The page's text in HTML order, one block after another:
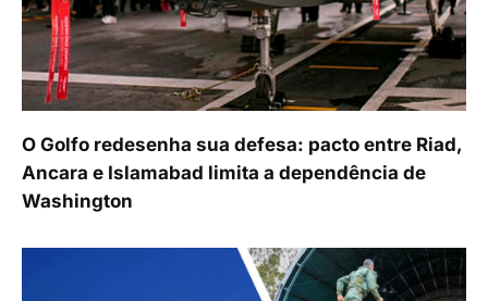
O Golfo redesenha sua defesa: pacto entre Riad,
Ancara e Islamabad limita a dependência de
Washington